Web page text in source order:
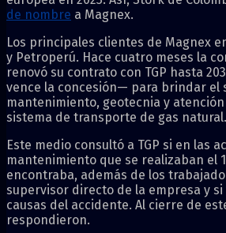
de nombre a Magnex.
Los principales clientes de Magnex
y Petroperú. Hace cuatro meses la
renovó su contrato con TGP hasta
vence la concesión— para brindar el
mantenimiento, geotecnia y
sistema de transporte de gas natural.
Este medio consultó a TGP si en las
mantenimiento que se realizaban el
encontraba, además de los
supervisor directo de la empresa y si
causas del accidente. Al cierre de
respondieron.